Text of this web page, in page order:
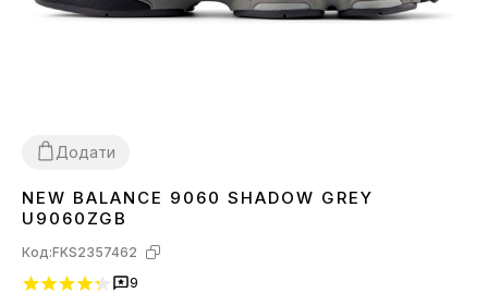
Додати
3637 3839404142 43 4445
NEW BALANCE 9060 SHADOW GREY
U9060ZGB
Код:FKS2357462
9